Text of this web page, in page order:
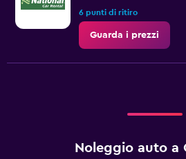
6 punti di ritiro
Guarda i prezzi
Noleggio auto a